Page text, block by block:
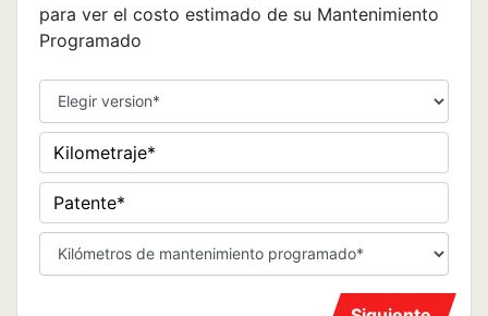
para ver el costo estimado de su Mantenimiento
Programado